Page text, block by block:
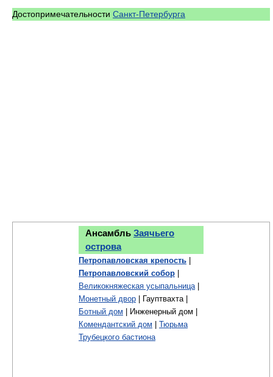
Достопримечательности Санкт-Петербурга
Ансамбль Заячьего
острова
Петропавловская крепость
Петропавловский собор
Великокняжеская усыпальница|
Монетный двор | Гауптвахта |
Ботный дом | Инженерный дом |
Комендантский дом
Тюрьма
Трубецкого бастиона